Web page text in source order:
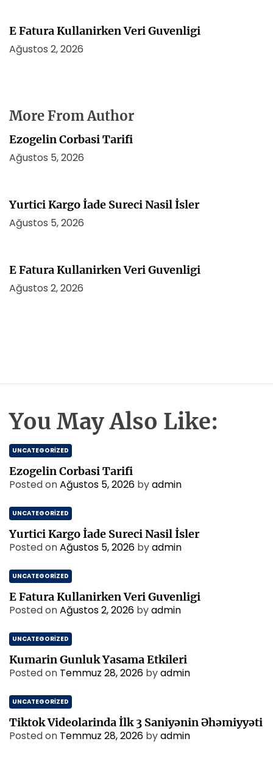
E Fatura Kullanirken Veri Guvenligi
Ağustos 2, 2026
More From Author
Ezogelin Corbasi Tarifi
Ağustos 5, 2026
Yurtici Kargo İade Sureci Nasil İsler
Ağustos 5, 2026
E Fatura Kullanirken Veri Guvenligi
Ağustos 2, 2026
You May Also Like:
UNCATEGORIZED
Ezogelin Corbasi Tarifi
Posted onAğustos 5, 2026 byadmin
UNCATEGORIZED
Yurtici Kargo İade Sureci Nasil İsler
Posted onAğustos 5, 2026 byadmin
UNCATEGORIZED
E Fatura Kullanirken Veri Guvenligi
Posted onAğustos 2, 2026 byadmin
UNCATEGORIZED
Kumarin Gunluk Yasama Etkileri
Posted on Temmuz 28, 2026 byadmin
UNCATEGORIZED
Tiktok Videolarinda İlk 3 Saniyənin Əhəmiyyəti
Posted on Temmuz 28, 2026 byadmin